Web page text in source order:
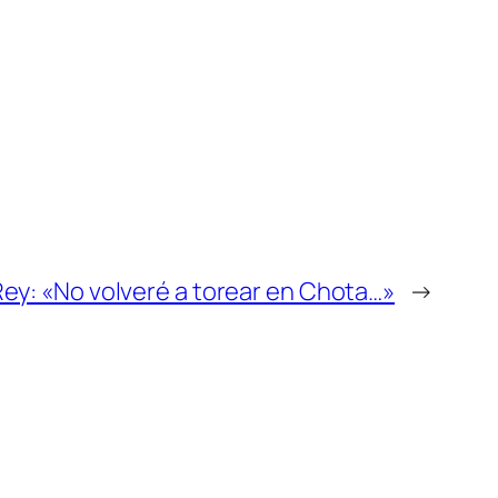
«No volveré a torear en Chota…» →